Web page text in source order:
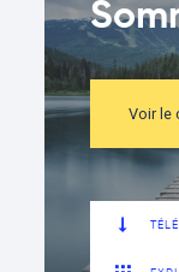
Voir le